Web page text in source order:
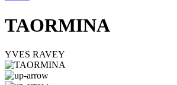
TAORMINA
YVES RAVEY